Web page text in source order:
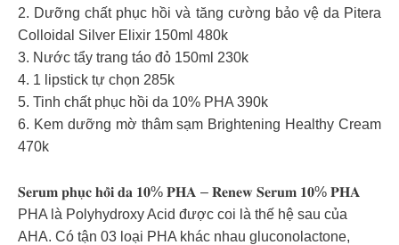
2. Dưỡng chất phục hồi và tăng cường bảo vệ da Pitera
Colloidal Silver Elixir 150ml 480k
3. Nước tẩy trang táo đỏ 150ml 230k
4. 1 lipstick tự chọn 285k
5. Tinh chất phục hồi da 10% PHA 390k
6. Kem dưỡng mờ thâm sạm Brightening Healthy Cream
470k
𝐒𝐞𝐫𝐮𝐦 𝐩𝐡𝐮̣𝐜 𝐡𝐨̂̀𝐢 𝐝𝐚 𝟏𝟎% 𝐏𝐇𝐀 – 𝐑𝐞𝐧𝐞𝐰 𝐒𝐞𝐫𝐮𝐦 𝟏𝟎% 𝐏𝐇𝐀
PHA là Polyhydroxy Acid được coi là thế hệ sau của
AHA. Có tận 03 loại PHA khác nhau gluconolactone,